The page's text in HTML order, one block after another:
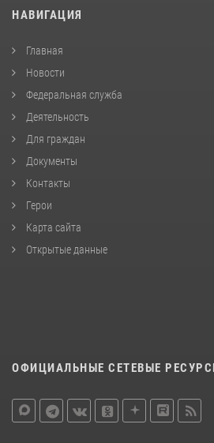
НАВИГАЦИЯ
Главная
Новости
Федеральная служба
Деятельность
Для граждан
Документы
Контакты
Герои
Карта сайта
Открытые данные
ОФИЦИАЛЬНЫЕ СЕТЕВЫЕ